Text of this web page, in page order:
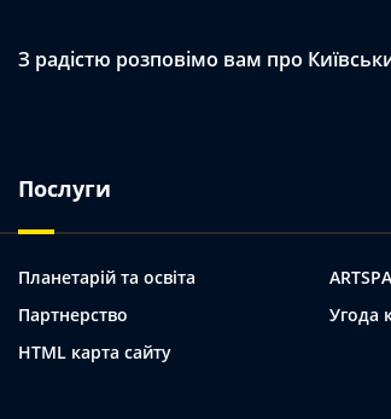
З радістю розповімо вам про
Послуги
Планетарій та освіта
Партнерство
Угода
HTML карта сайту